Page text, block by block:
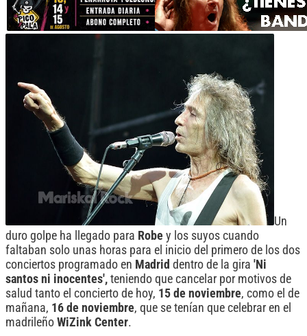
Un
duro golpe ha llegado para Robe y los suyos cuando
faltaban solo unas horas para el inicio del primero de los dos
conciertos programado en Madrid dentro de la gira 'Ni
santos ni inocentes', teniendo que cancelar por motivos de
salud tanto el concierto de hoy, 15 de noviembre, como el de
mañana, 16 de noviembre, que se tenían que celebrar en el
madrileño WiZink Center.